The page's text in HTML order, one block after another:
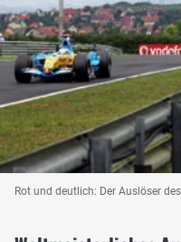
Rot und deutlich: Der Auslöser